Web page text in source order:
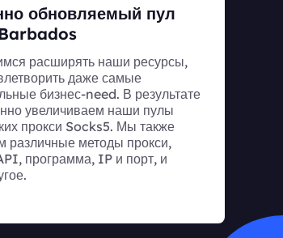
обновляемый пул
расширять наши ресурсы,
даже самые
бизнес-need. В результате
увеличиваем наши пулы
прокси Socks5. Мы также
различные методы прокси,
программа, IP и порт, и